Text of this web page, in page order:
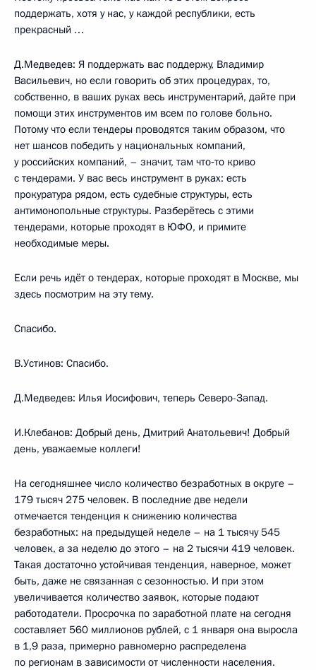
поддержать, хотя у нас, у каждой республики, есть
прекрасный …
Д.Медведев: Я поддержать вас поддержу, Владимир
Васильевич, но если говорить об этих процедурах, то,
собственно, в ваших руках весь инструментарий, дайте при
помощи этих инструментов им всем по голове больно.
Потому что если тендеры проводятся таким образом, что
нет шансов победить у национальных компаний,
у российских компаний, – значит, там что‑то криво
с тендерами. У вас весь инструмент в руках: есть
прокуратура рядом, есть судебные структуры, есть
антимонопольные структуры. Разберётесь с этими
тендерами, которые проходят в ЮФО, и примите
необходимые меры.
Если речь идёт о тендерах, которые проходят в Москве, мы
здесь посмотрим на эту тему.
Спасибо.
В.Устинов: Спасибо.
Д.Медведев: Илья Иосифович, теперь Северо-Запад.
И.Клебанов: Добрый день, Дмитрий Анатольевич! Добрый
день, уважаемые коллеги!
На сегодняшнее число количество безработных в округе –
179 тысяч 275 человек. В последние две недели
отмечается тенденция к снижению количества
безработных: на предыдущей неделе – на 1 тысячу 545
человек, а за неделю до этого – на 2 тысячи 419 человек.
Такая достаточно устойчивая тенденция, наверное, может
быть, даже не связанная с сезонностью. И при этом
увеличивается количество заявок, которые подают
работодатели. Просрочка по заработной плате на сегодня
составляет 560 миллионов рублей, с 1 января она выросла
в 1,9 раза, примерно равномерно распределена
по регионам в зависимости от численности населения.